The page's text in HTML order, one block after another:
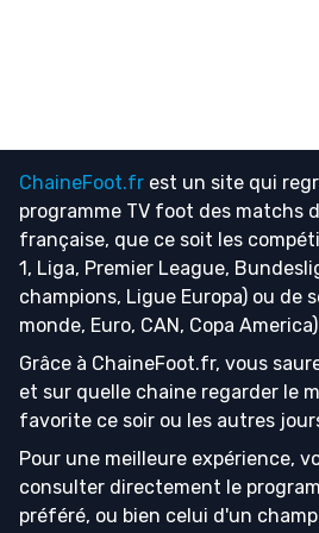
ChaineFoot.fr est un site qui
programme TV foot des matchs
française, que ce soit les
1, Liga, Premier League,
champions, Ligue Europa) ou de
monde, Euro, CAN, Copa
Grâce à ChaineFoot.fr, vous
et sur quelle chaine regarder le
favorite ce soir ou les autres
Pour une meilleure expérience,
consulter directement le
préféré, ou bien celui d'un